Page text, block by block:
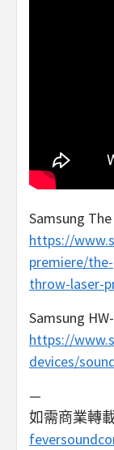
Samsung
https://
premiere/
throw-laser-
Samsung
https://
devices/
—
如需商業轉